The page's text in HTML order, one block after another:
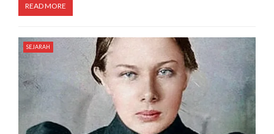
READ MORE
SEJARAH